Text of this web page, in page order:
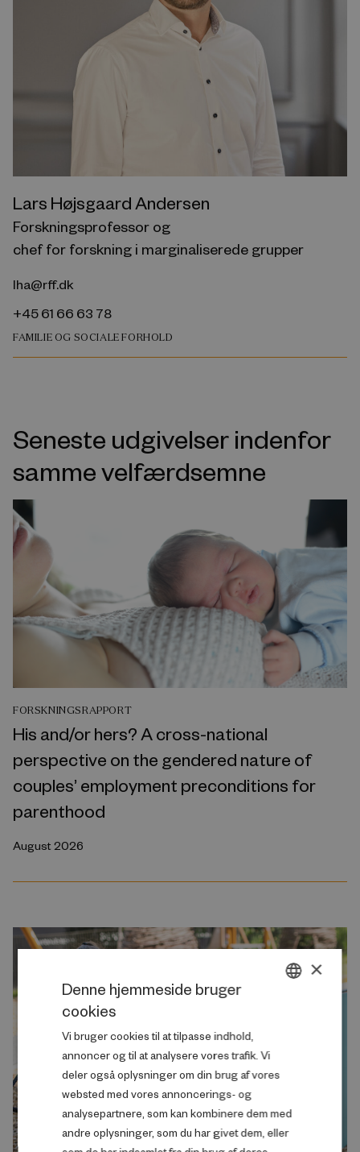
Lars Højsgaard Andersen
Forskningsprofessor og
chef for forskning i marginaliserede grupper
lha@rff.dk
+45 61 66 63 78
FAMILIE OG SOCIALE FORHOLD
Seneste udgivelser indenfor
samme velfærdsemne
FORSKNINGSRAPPORT
His and/or hers? A cross-national
perspective on the gendered nature of
couples’ employment preconditions for
parenthood
August 2026
×
Denne hjemmeside bruger
cookies
Vi bruger cookies til at tilpasse indhold,
annoncer og til at analysere vores trafik. Vi
deler også oplysninger om din brug af vores
websted med vores annoncerings- og
analysepartnere, som kan kombinere dem med
andre oplysninger, som du har givet dem, eller